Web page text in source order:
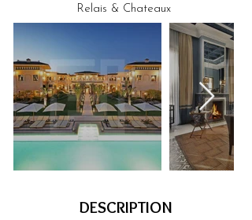
Relais & Chateaux
DESCRIPTION